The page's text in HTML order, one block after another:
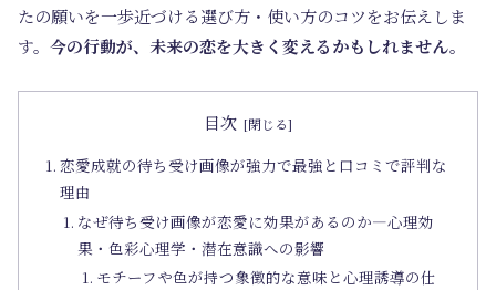
たの願いを一歩近づける選び方・使い方のコツをお伝えしま
す。 今の行動が、未来の恋を大きく変えるかもしれません。
目次
恋愛成就の待ち受け画像が強力で最強と口コミで評判な
理由
なぜ待ち受け画像が恋愛に効果があるのか―心理効
果・色彩心理学・潜在意識への影響
モチーフや色が持つ象徴的な意味と心理誘導の仕